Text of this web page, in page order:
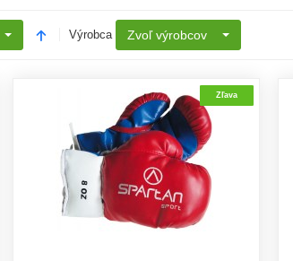
Výrobca Zvoľ výrobcov
Zľava